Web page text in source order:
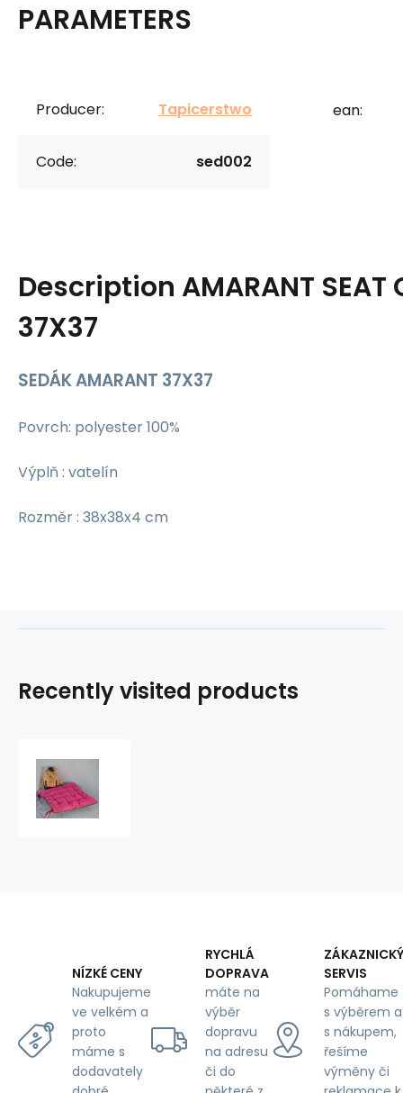
PARAMETERS
Producer: Tapicerstwo
Code: sed002
ean:
Description AMARANT SEAT
37X37
SEDÁK AMARANT 37X37
Povrch: polyester 100%
Výplň : vatelín
Rozměr : 38x38x4 cm
Recently visited products
NÍZKÉ CENY
Nakupujeme
ve velkém a
proto
máme s
dodavately
RYCHLÁ
DOPRAVA
máte na
výběr
dopravu
na adresu
či do
ZÁKAZNICKÝ
SERVIS
Pomáhame
s výběrem a
s nákupem,
řešíme
výměny či